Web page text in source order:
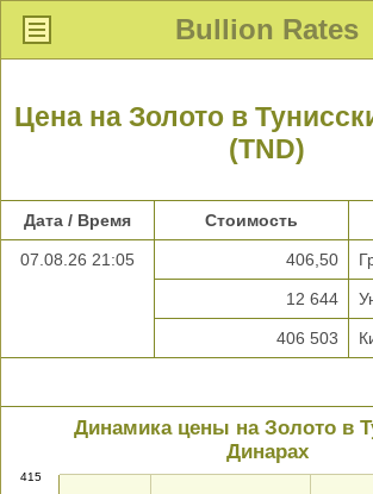
Bullion Rates
Цена на Золото в
(TND)
Дата / Время Стоимость
07.08.26 21:05 406,50
12 644
406 503
Динамика цены на Золото в
Динарах
415